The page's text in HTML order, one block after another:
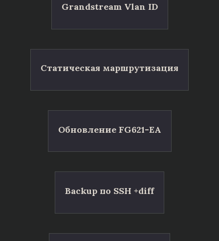
Grandstream Vlan ID
Статическая маршрутизация
Обновление FG621-EA
Backup по SSH +diff